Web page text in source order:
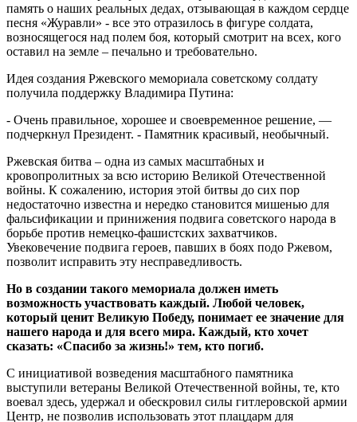
память о наших реальных дедах, отзывающая в каждом сердце
песня «Журавли» - все это отразилось в фигуре солдата,
возносящегося над полем боя, который смотрит на всех, кого
оставил на земле – печально и требовательно.
Идея создания Ржевского мемориала советскому солдату
получила поддержку Владимира Путина:
- Очень правильное, хорошее и своевременное решение, —
подчеркнул Президент. - Памятник красивый, необычный.
Ржевская битва – одна из самых масштабных и
кровопролитных за всю историю Великой Отечественной
войны. К сожалению, история этой битвы до сих пор
недостаточно известна и нередко становится мишенью для
фальсификации и принижения подвига советского народа в
борьбе против немецко-фашистских захватчиков.
Увековечение подвига героев, павших в боях подо Ржевом,
позволит исправить эту несправедливость.
Но в создании такого мемориала должен иметь
возможность участвовать каждый. Любой человек,
который ценит Великую Победу, понимает ее значение для
нашего народа и для всего мира. Каждый, кто хочет
сказать: «Спасибо за жизнь!» тем, кто погиб.
С инициативой возведения масштабного памятника
выступили ветераны Великой Отечественной войны, те, кто
воевал здесь, удержал и обескровил силы гитлеровской армии
Центр, не позволив использовать этот плацдарм для